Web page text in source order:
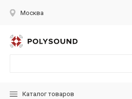
Москва
Каталог товаров